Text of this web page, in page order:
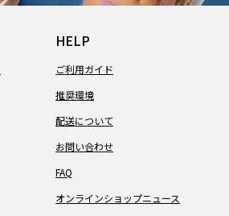
HELP
ご利用ガイド
推奨環境
配送について
お問い合わせ
FAQ
オンラインショップニュース